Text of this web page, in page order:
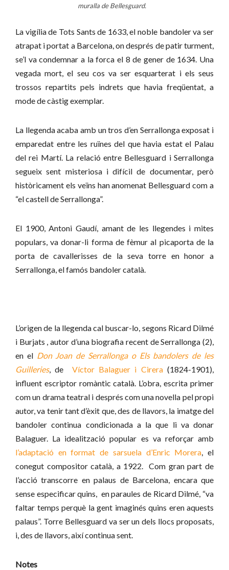
muralla de Bellesguard.
La vigília de Tots Sants de 1633, el noble bandoler va ser
atrapat i portat a Barcelona, on després de patir turment,
se’l va condemnar a la forca el 8 de gener de 1634. Una
vegada mort, el seu cos va ser esquarterat i els seus
trossos repartits pels indrets que havia freqüentat, a
mode de càstig exemplar.
La llegenda acaba amb un tros d’en Serrallonga exposat i
emparedat entre les ruïnes del que havia estat el Palau
del rei Martí. La relació entre Bellesguard i Serrallonga
segueix sent misteriosa i difícil de documentar, però
històricament els veïns han anomenat Bellesguard com a
“el castell de Serrallonga”.
El 1900, Antoni Gaudí, amant de les llegendes i mites
populars, va donar-li forma de fèmur al picaporta de la
porta de cavallerisses de la seva torre en honor a
Serrallonga, el famós bandoler català.
L’origen de la llegenda cal buscar-lo, segons Ricard Dilmé
i Burjats , autor d’una biografia recent de Serrallonga (2),
en el Don Joan de Serrallonga o Els bandolers de les
Guilleries, de Víctor Balaguer i Cirera(1824-1901),
influent escriptor romàntic català. L’obra, escrita primer
com un drama teatral i després com una novella pel propi
autor, va tenir tant d’èxit que, des de llavors, la imatge del
bandoler continua condicionada a la que li va donar
Balaguer. La idealització popular es va reforçar amb
l’adaptació en format de sarsuela d’Enric Morera , el
conegut compositor català, a 1922. Com gran part de
l’acció transcorre en palaus de Barcelona, encara que
sense especificar quins, en paraules de Ricard Dilmé, “va
faltar temps perquè la gent imaginés quins eren aquests
palaus”. Torre Bellesguard va ser un dels llocs proposats,
i, des de llavors, així continua sent.
Notes